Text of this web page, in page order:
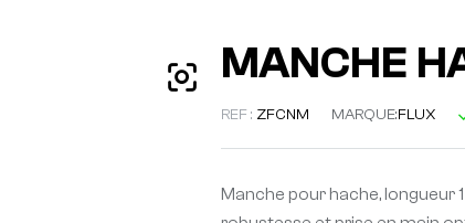
MANCHE
REF : ZFCNM MARQUE:FLUX
Manche pour hache, longueur